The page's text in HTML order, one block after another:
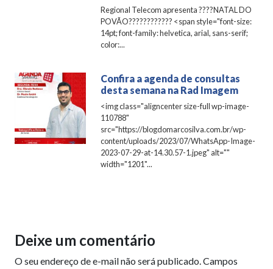
Regional Telecom apresenta ????NATAL DO
POVÃO????????‍???? <span style="font-size:
14pt; font-family: helvetica, arial, sans-serif;
color:...
Confira a agenda de consultas
desta semana na Rad Imagem
<img class="aligncenter size-full wp-image-
110788"
src="https://blogdomarcosilva.com.br/wp-
content/uploads/2023/07/WhatsApp-Image-
2023-07-29-at-14.30.57-1.jpeg" alt=""
width="1201"...
Deixe um comentário
O seu endereço de e-mail não será publicado.Campos